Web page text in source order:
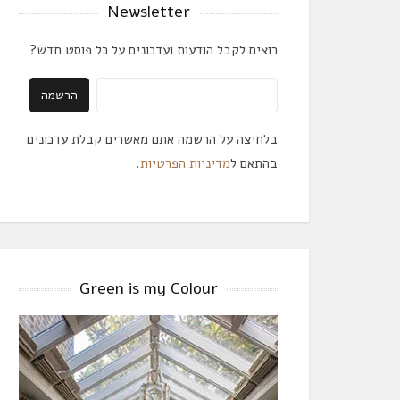
Newsletter
רוצים לקבל הודעות ועדכונים על כל פוסט חדש?
בלחיצה על הרשמה אתם מאשרים קבלת עדכונים
בהתאם למדיניות הפרטיות.
Green is my Colour